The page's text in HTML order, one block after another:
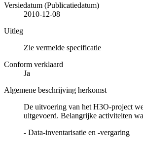
Versiedatum (Publicatiedatum)
2010-12-08
Uitleg
Zie vermelde specificatie
Conform verklaard
Ja
Algemene beschrijving herkomst
De uitvoering van het H3O-project
uitgevoerd. Belangrijke activiteiten
- Data-inventarisatie en -vergaring